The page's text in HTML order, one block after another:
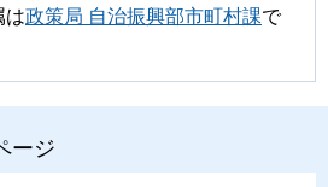
は政策局 自治振興部市町村課で
ージ